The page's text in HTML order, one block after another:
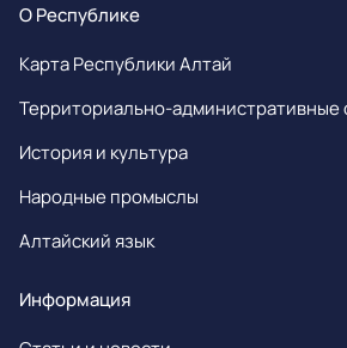
О Республике
Карта Республики Алтай
Территориально-административные
История и культура
Народные промыслы
Алтайский язык
Информация